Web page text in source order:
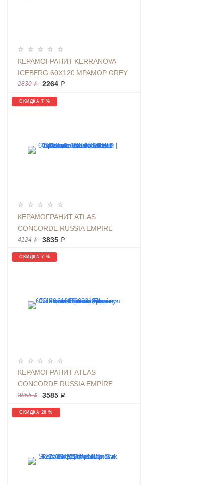
КЕРАМОГРАНИТ KERRANOVA
ICEBERG 60Х120 МРАМОР GREY
| ФОН K-2003/MR/600X1200X11
2830 ₽ 2264 ₽
СКИДКА 7 %
КЕРАМОГРАНИТ ATLAS
CONCORDE RUSSIA EMPIRE
CALACATTA BLACK РАЗМЕР
60X120СМ, МРАМОР ЧЕНЫЙ |
АРТИКУЛ 610010002188
4124 ₽ 3835 ₽
СКИДКА 7 %
КЕРАМОГРАНИТ ATLAS
CONCORDE RUSSIA EMPIRE
CALACATTA DIAMOND РАЗМЕР
60X120 СМ, МРАМОР, АРТИКУЛ
610010002182
3855 ₽ 3585 ₽
СКИДКА 20 %